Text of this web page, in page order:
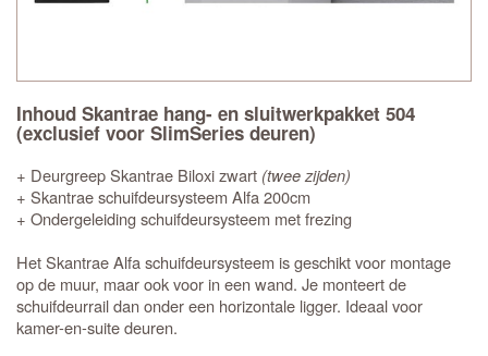
Inhoud Skantrae hang- en sluitwerkpakket 504
(exclusief voor SlimSeries deuren)
+ Deurgreep Skantrae Biloxi zwart (twee zijden)
+ Skantrae schuifdeursysteem Alfa 200cm
+ Ondergeleiding schuifdeursysteem met frezing
Het Skantrae Alfa schuifdeursysteem is geschikt voor montage
op de muur, maar ook voor in een wand. Je monteert de
schuifdeurrail dan onder een horizontale ligger. Ideaal voor
kamer-en-suite deuren.